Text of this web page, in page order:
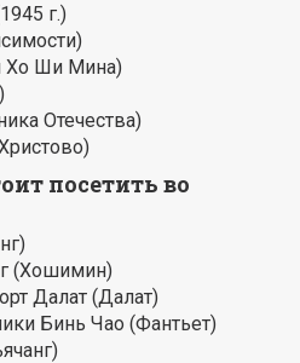
г.)
Хо Ши Мина)
Отечества)
посетить во
(Хошимин)
Далат (Далат)
Бинь Чао (Фантьет)